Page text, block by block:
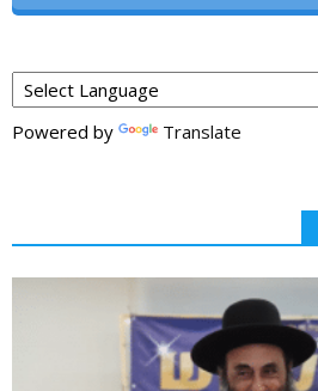
Powered by Translate